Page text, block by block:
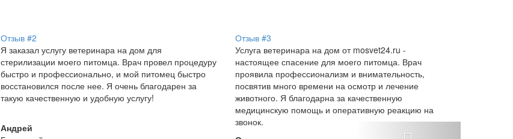
Отзыв #2
Я заказал услугу ветеринара на дом для
стерилизации моего питомца. Врач провел процедуру
быстро и профессионально, и мой питомец быстро
восстановился после нее. Я очень благодарен за
такую качественную и удобную услугу!
Андрей
Отзыв #3
Услуга ветеринара на дом от mosvet24.ru -
настоящее спасение для моего питомца. Врач
проявила профессионализм и внимательность,
посвятив много времени на осмотр и лечение
животного. Я благодарна за качественную
медицинскую помощь и оперативную реакцию на
звонок.